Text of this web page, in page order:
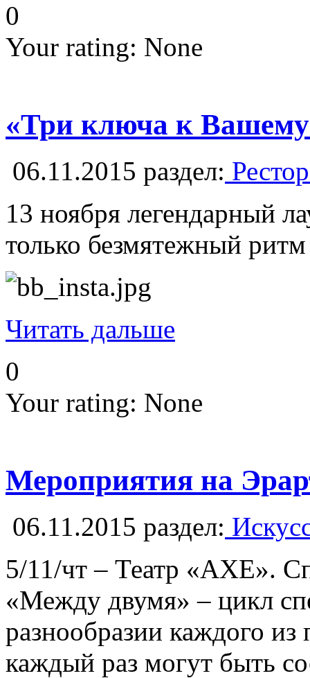
0
Your rating: None
«Три ключа к Вашему
06.11.2015 раздел:
13 ноября легендарный
только безмятежный
Читать дальше
0
Your rating: None
Мероприятия на
06.11.2015 раздел:
5/11/чт – Театр
«Между двумя» – цикл
разнообразии каждого
каждый раз могут быть